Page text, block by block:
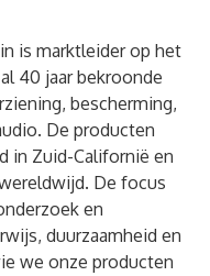
is marktleider op het
40 jaar bekroonde
bescherming,
De producten
in Zuid-Californië en
De focus
en
duurzaamheid en
we onze producten